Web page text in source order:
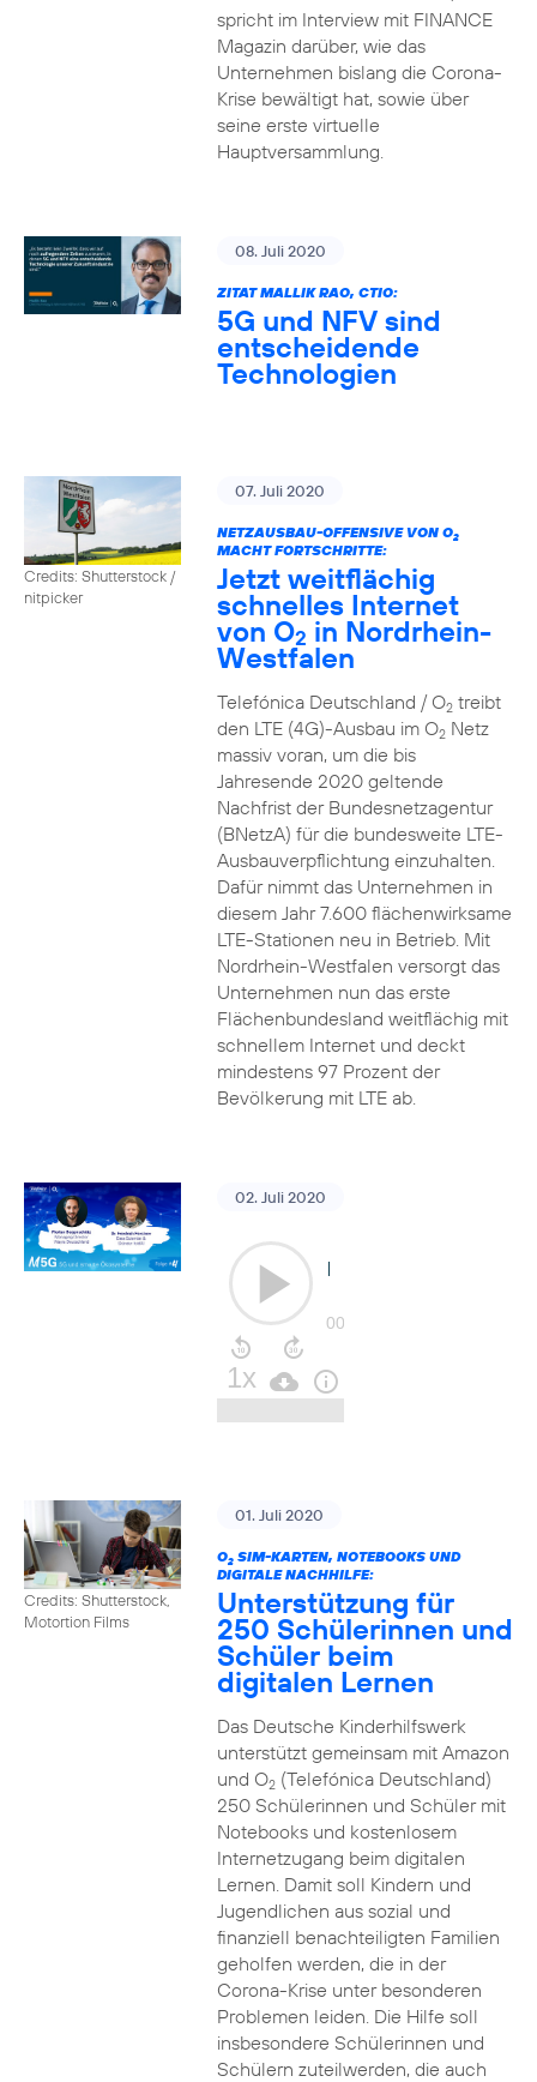
spricht im Interview mit FINANCE
Magazin darüber, wie das
Unternehmen bislang die Corona-
Krise bewältigt hat, sowie über
seine erste virtuelle
Hauptversammlung.
08. Juli 2020
ZITAT MALLIK RAO, CTIO:
5G und NFV sind
entscheidende
Technologien
Credits: Shutterstock /
nitpicker
07. Juli 2020
NETZAUSBAU-OFFENSIVE VON O2
MACHT FORTSCHRITTE:
Jetzt weitflächig
schnelles Internet
von O2 in Nordrhein-
Westfalen
Telefónica Deutschland / O2treibt
den LTE (4G)-Ausbau im O2Netz
massiv voran, um die bis
Jahresende 2020 geltende
Nachfrist der Bundesnetzagentur
(BNetzA) für die bundesweite LTE-
Ausbauverpflichtung einzuhalten.
Dafür nimmt das Unternehmen in
diesem Jahr 7.600 flächenwirksame
LTE-Stationen neu in Betrieb. Mit
Nordrhein-Westfalen versorgt das
Unternehmen nun das erste
Flächenbundesland weitflächig mit
schnellem Internet und deckt
mindestens 97 Prozent der
Bevölkerung mit LTE ab.
02. Juli 2020
Credits: Shutterstock,
Motortion Films
01. Juli 2020
O2SIM-KARTEN, NOTEBOOKS UND
DIGITALE NACHHILFE:
Unterstützung für
250 Schülerinnen und
Schüler beim
digitalen Lernen
Das Deutsche Kinderhilfswerk
unterstützt gemeinsam mit Amazon
und O2(Telefónica Deutschland)
250 Schülerinnen und Schüler mit
Notebooks und kostenlosem
Internetzugang beim digitalen
Lernen. Damit soll Kindern und
Jugendlichen aus sozial und
finanziell benachteiligten Familien
geholfen werden, die in der
Corona-Krise unter besonderen
Problemen leiden. Die Hilfe soll
insbesondere Schülerinnen und
Schülern zuteilwerden, die auch